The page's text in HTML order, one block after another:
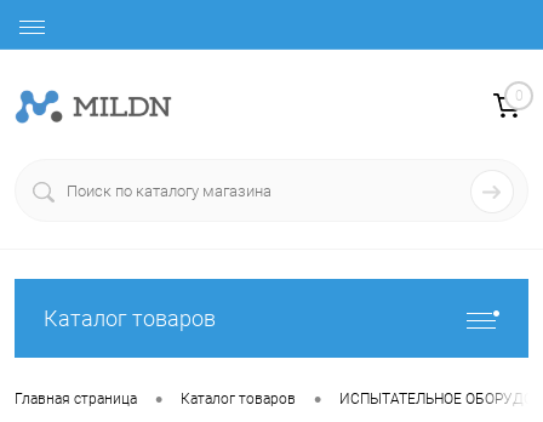
0
Каталог товаров
Главная страница • Каталог товаров • ИСПЫТАТЕЛЬНОЕ